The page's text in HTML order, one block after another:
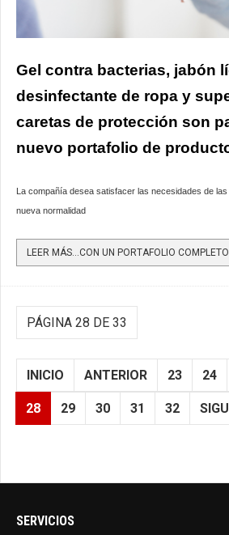
Gel contra bacterias, jabón
desinfectante de ropa y
caretas de protección son
nuevo portafolio de
La compañía desea satisfacer las necesidades de
nueva normalidad
PÁGINA 28 DE 33
INICIO ANTERIOR 23 24
28 29 30 31 32
SERVICIOS